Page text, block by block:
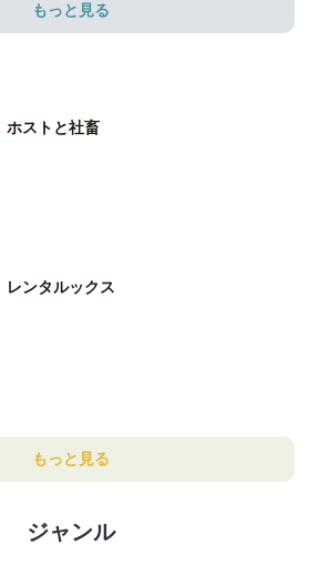
もっと見る
ホストと社畜
レンタルックス
もっと見る
ジャンル